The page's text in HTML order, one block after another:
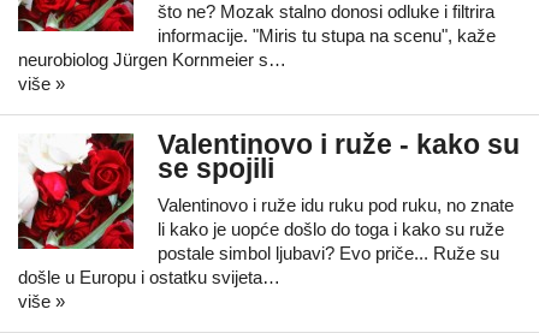
što ne? Mozak stalno donosi odluke i filtrira
informacije. "Miris tu stupa na scenu", kaže
neurobiolog Jürgen Kornmeier s…
više »
Valentinovo i ruže - kako su
se spojili
Valentinovo i ruže idu ruku pod ruku, no znate
li kako je uopće došlo do toga i kako su ruže
postale simbol ljubavi? Evo priče... Ruže su
došle u Europu i ostatku svijeta…
više »